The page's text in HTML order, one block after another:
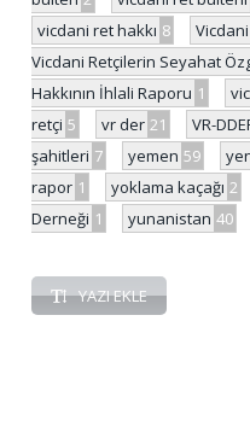
vicdani ret hakkı 8
Vicdani Retçilerin Seyahat
Hakkının İhlali Raporu 1
retçi 5 vr der 21 VR-
şahitleri 7 yemen 59
rapor 1 yoklama kaçağı 2
Derneği 1 yunanistan 40
YAZI EKLE